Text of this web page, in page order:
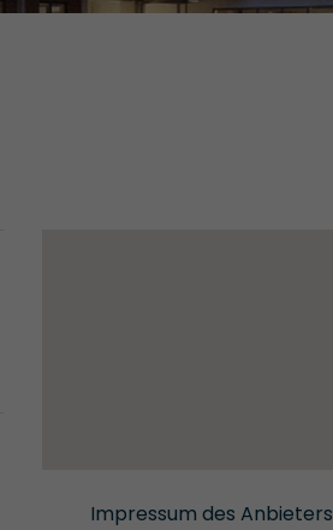
Impressum des Anbieters